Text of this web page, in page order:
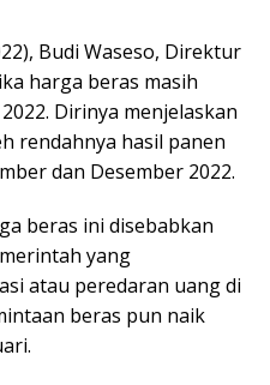
Budi Waseso, Direktur
harga beras masih
Dirinya menjelaskan
rendahnya hasil panen
dan Desember 2022.
beras ini disebabkan
yang
atau peredaran uang di
beras pun naik